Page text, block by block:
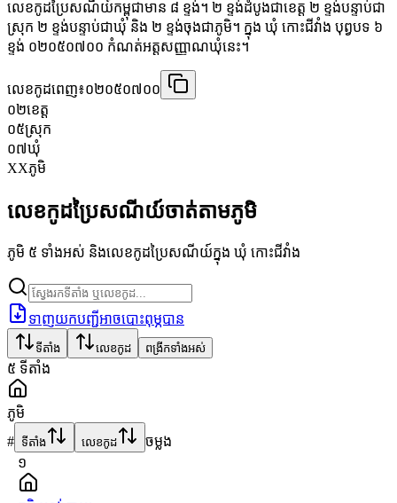
លេខកូដប្រៃសណីយ៍កម្ពុជាមាន ៨ ខ្ទង់។ ២ ខ្ទង់ដំបូងជាខេត្ត ២ ខ្ទង់បន្ទាប់ជា
ស្រុក ២ ខ្ទង់បន្ទាប់ជាឃុំ និង ២ ខ្ទង់ចុងជាភូមិ។ ក្នុង ឃុំ កោះជីវាំង បុព្វបទ ៦
ខ្ទង់ ០២០៥០៧០០ កំណត់អត្តសញ្ញាណឃុំនេះ។
លេខកូដពេញ៖០២០៥០៧០០
០២ខេត្ត
០៥ស្រុក
០៧ឃុំ
XXភូមិ
លេខកូដប្រៃសណីយ៍ចាត់តាមភូមិ
ភូមិ ៥ ទាំងអស់ និងលេខកូដប្រៃសណីយ៍ក្នុង ឃុំ កោះជីវាំង
ទាញយកបញ្ជីអាចបោះពុម្ភបាន
ទីតាំង លេខកូដ ពង្រីកទាំងអស់
៥ ទីតាំង
ភូមិ
# ទីតាំង លេខកូដ
ចម្លង
១